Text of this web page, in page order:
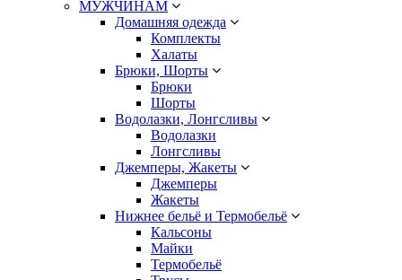
МУЖЧИНАМ
Домашняя одежда
Комплекты
Халаты
Брюки, Шорты
Брюки
Шорты
Водолазки, Лонгсливы
Водолазки
Лонгсливы
Джемперы, Жакеты
Джемперы
Жакеты
Нижнее бельё и Термобельё
Кальсоны
Майки
Термобельё